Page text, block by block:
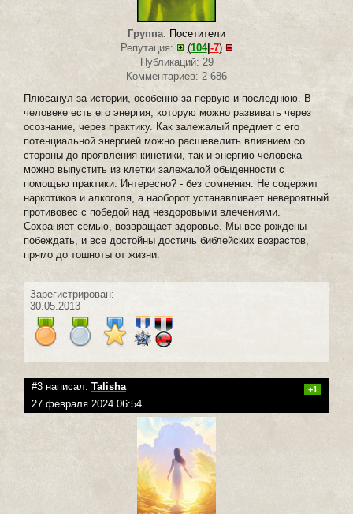
Группа: Посетители
Репутация:
(104| -7)
Публикаций: 29
Комментариев: 2 686
Плюсанул за истории, особенно за первую и последнюю. В
человеке есть его энергия, которую можно развивать через
осознание, через практику. Как залежалый предмет с его
потенциальной энергией можно расшевелить влиянием со
стороны до проявления кинетики, так и энергию человека
можно выпустить из клетки залежалой обыденности с
помощью практики. Интересно? - без сомнения. Не содержит
наркотиков и алкоголя, а наоборот устанавливает невероятный
противовес с победой над нездоровыми влечениями.
Сохраняет семью, возвращает здоровье. Мы все рождены
побеждать, и все достойны достичь библейских возрастов,
прямо до тошноты от жизни.
Зарегистрирован:
30.05.2013
#3 написал: Talisha +1
27 февраля 2024 06:54